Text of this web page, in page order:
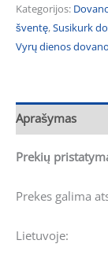
Kategorijos:
šventę,Susikurk
Vyrų dienos
Aprašymas
Prekių
Prekes galima
Lietuvoje: